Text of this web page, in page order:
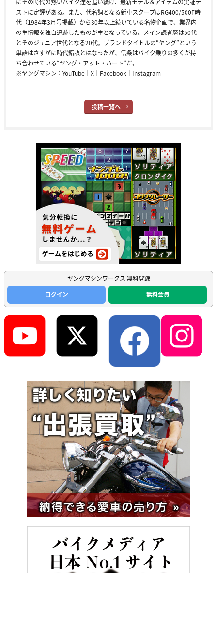
にその時代の熱いバイク達を追い続け、最新モデル＆アイテムの実証テ
ストに定評がある。また、代名詞となる新車スクープはRG400/500Γ時
代（1984年3月号掲載）から30年以上続いている名物企画で、業界内
の生情報を独自追跡したものが主となっている。メイン読者層は50代
とそのジュニア世代となる20代。ブランドタイトルの“ヤング”という
単語はさすがに時代錯誤とはなったが、信条はバイク乗りの多くが持
ち合わせている“ヤング・アット・ハート”だ。
※ヤングマシン： YouTube ｜ X ｜ Facebook ｜ Instagram
投稿一覧へ
ヤングマシンワークス 無料登録
ログイン
無料会員